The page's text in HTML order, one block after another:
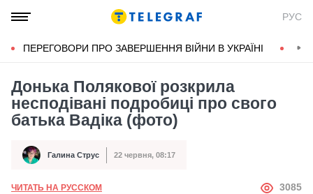
РУС
ПЕРЕГОВОРИ ПРО ЗАВЕРШЕННЯ ВІЙНИ В УКРАЇНІ
Донька Полякової розкрила
несподівані подробиці про свого
батька Вадіка (фото)
Автор Галина Струс
Дата публікації 22 червня, 08:17
ЧИТАТЬ НА РУССКОМ АВТОР
3085